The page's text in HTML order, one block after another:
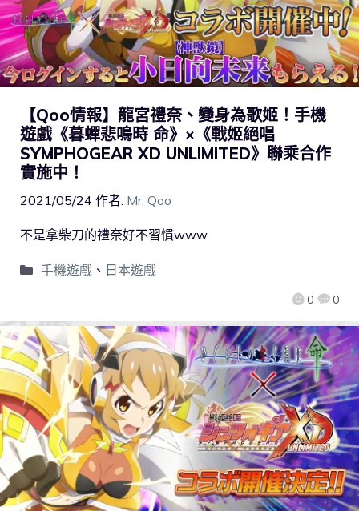
【Qoo情報】龍宮禮奈、變身為歌姬！手機
遊戲《暮蟬悲鳴時 命》×《戰姬絕唱
SYMPHOGEAR XD UNLIMITED》聯乘合作
實施中！
2021/05/24 作者: Mr. Qoo
0 0
不是拿柴刀的禮奈好不習慣www
手機遊戲、 日本遊戲